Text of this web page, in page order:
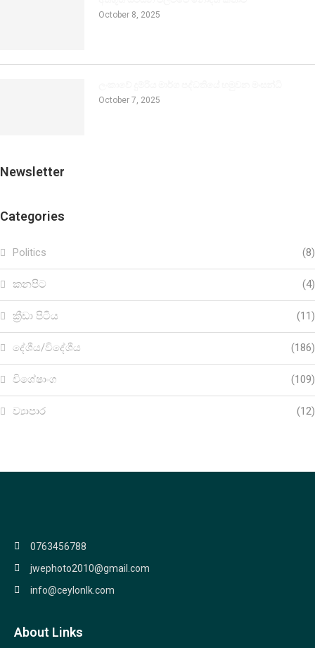
October 8, 2025
October 7, 2025
Newsletter
Categories
Politics (8)
කනපිට (4)
ක්‍රීඩා පිටිය (11)
දේශීය/විදේශීය (186)
විශේෂාංග (109)
ව්‍යාපාර (12)
0763456788
jwephoto2010@gmail.com
info@ceylonlk.com
About Links